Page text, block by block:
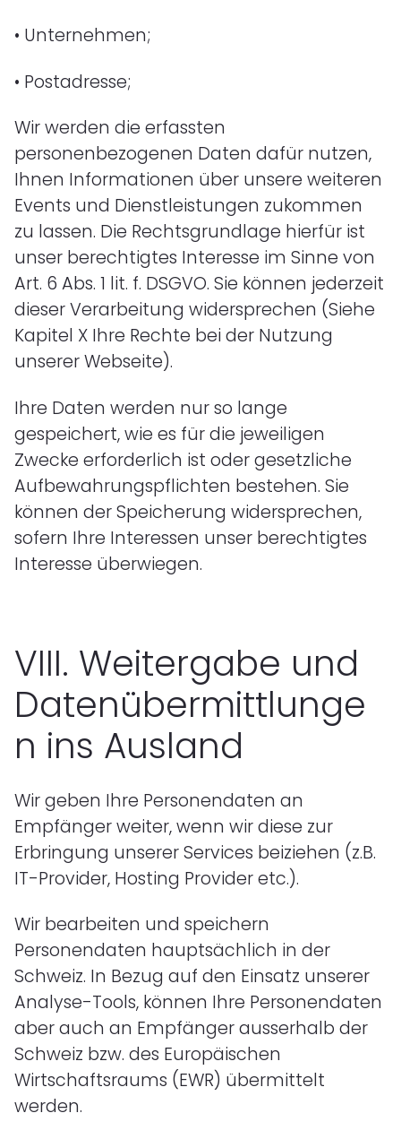
• Unternehmen;
• Postadresse;
Wir werden die erfassten
personenbezogenen Daten dafür nutzen,
Ihnen Informationen über unsere weiteren
Events und Dienstleistungen zukommen
zu lassen. Die Rechtsgrundlage hierfür ist
unser berechtigtes Interesse im Sinne von
Art. 6 Abs. 1 lit. f. DSGVO. Sie können jederzeit
dieser Verarbeitung widersprechen (Siehe
Kapitel X Ihre Rechte bei der Nutzung
unserer Webseite).
Ihre Daten werden nur so lange
gespeichert, wie es für die jeweiligen
Zwecke erforderlich ist oder gesetzliche
Aufbewahrungspflichten bestehen. Sie
können der Speicherung widersprechen,
sofern Ihre Interessen unser berechtigtes
Interesse überwiegen.
VIII. Weitergabe und
Datenübermittlunge
n ins Ausland
Wir geben Ihre Personendaten an
Empfänger weiter, wenn wir diese zur
Erbringung unserer Services beiziehen (z.B.
IT-Provider, Hosting Provider etc.).
Wir bearbeiten und speichern
Personendaten hauptsächlich in der
Schweiz. In Bezug auf den Einsatz unserer
Analyse-Tools, können Ihre Personendaten
aber auch an Empfänger ausserhalb der
Schweiz bzw. des Europäischen
Wirtschaftsraums (EWR) übermittelt
werden.